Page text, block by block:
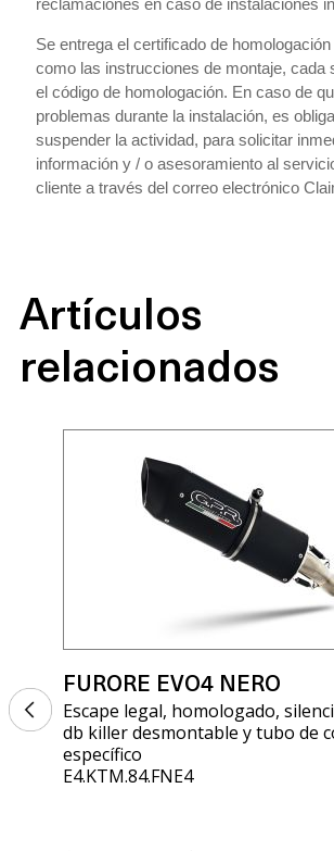
reclamaciones en caso de instalaciones
Se entrega el certificado de
como las instrucciones de montaje, cada
el código de homologación. En caso de
problemas durante la instalación, es
suspender la actividad, para solicitar
información y / o asesoramiento al
cliente a través del correo electrónico
Artículos
relacionados
FURORE EVO4 NERO
Escape legal, homologado,
db killer desmontable y tubo de
específico
E4.KTM.84.FNE4